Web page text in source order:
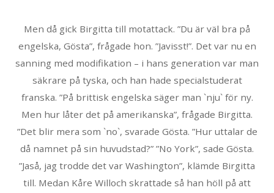
Men då gick Birgitta till motattack. ”Du är väl bra på
engelska, Gösta”, frågade hon. ”Javisst!”. Det var nu en
sanning med modifikation – i hans generation var man
säkrare på tyska, och han hade specialstuderat
franska. ”På brittisk engelska säger man `nju` för ny.
Men hur låter det på amerikanska”, frågade Birgitta.
”Det blir mera som `no`, svarade Gösta. ”Hur uttalar de
då namnet på sin huvudstad?” ”No York”, sade Gösta.
”Jaså, jag trodde det var Washington”, klämde Birgitta
till. Medan Kåre Willoch skrattade så han höll på att